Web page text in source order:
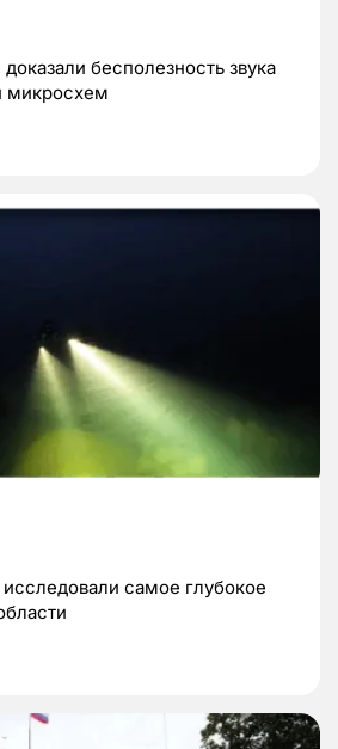
бесполезность звука
микросхем
самое глубокое